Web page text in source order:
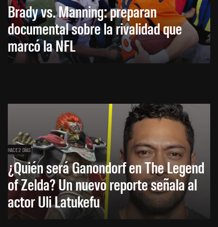
Brady vs. Manning: preparan
documental sobre la rivalidad que
marcó la NFL
HACE 2 DÍAS
¿Quién será Ganondorf en The Legend
of Zelda? Un nuevo reporte señala al
actor Uli Latukefu